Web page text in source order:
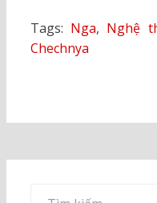
Tags: Nga, Nghệ
Chechnya